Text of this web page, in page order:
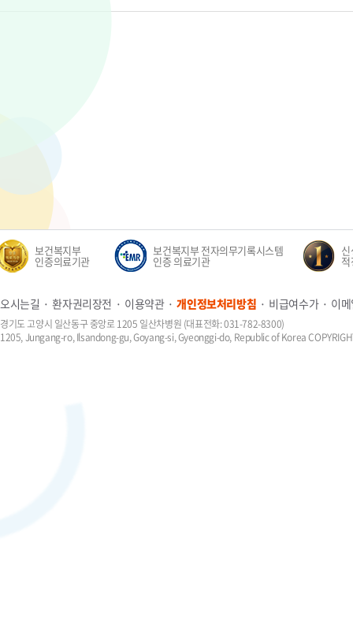
보건복지부
인증의료기관
보건복지부 전자의무기록시스템
인증 의료기관
신생
적정
오시는길 환자권리장전 이용약관 개인정보처리방침 비급여수가 이
경기도 고양시 일산동구 중앙로 1205 일산차병원 (대표전화: 031-782-8300)
1205, Jungang-ro, Ilsandong-gu, Goyang-si, Gyeonggi-do, Republic of Korea